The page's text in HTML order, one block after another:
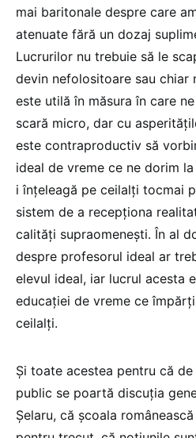
mai baritonale despre care
atenuate fără un dozaj
Lucrurilor nu trebuie să le
devin nefolositoare sau chiar
este utilă în măsura în care
scară micro, dar cu
este contraproductiv să
ideal de vreme ce ne dorim
i înțeleagă pe ceilalți tocmai
sistem de a recepționa
calități supraomenești. În al
despre profesorul ideal ar
elevul ideal, iar lucrul acesta
educației de vreme ce
ceilalți.
Și toate acestea pentru că
public se poartă discuția
Șelaru, că școala